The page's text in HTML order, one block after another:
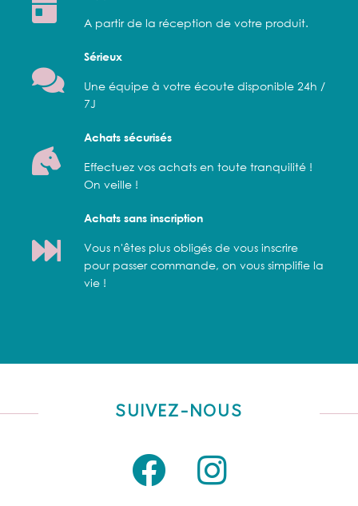
A partir de la réception de votre produit.
Sérieux
Une équipe à votre écoute disponible 24h /
7J
Achats sécurisés
Effectuez vos achats en toute tranquilité !
On veille !
Achats sans inscription
Vous n'êtes plus obligés de vous inscrire
pour passer commande, on vous simplifie la
vie !
SUIVEZ-NOUS